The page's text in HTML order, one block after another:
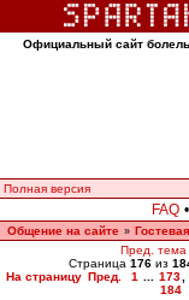
Официальный сайт
Полная версия
FAQ •
Общение на сайте »
Пред. тема
Страница 176 из
На страницу Пред. 1 173
184